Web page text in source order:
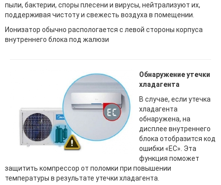
пыли, бактерии, споры плесени и вирусы, нейтрализуют их,
поддерживая чистоту и свежесть воздуха в помещении.
Ионизатор обычно распологается с левой стороны корпуса
внутреннего блока под жалюзи
Обнаружение утечки
хладагента
В случае, если утечка
хладагента
обнаружена, на
дисплее внутреннего
блока отобразится код
ошибки «EС». Эта
функция поможет
защитить компрессор от поломки при повышении
температуры в результате утечки хладагента.